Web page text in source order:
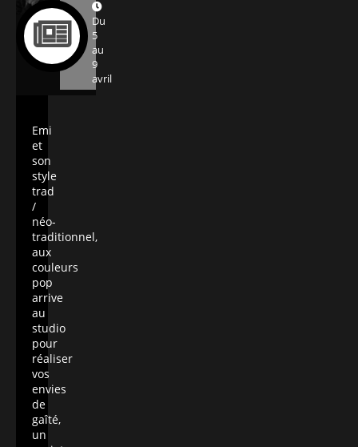
Du
5
au
9
avril
Emi
et
son
style
trad
/
néo-
traditionnel,
aux
couleurs
pop
arrive
au
studio
pour
réaliser
vos
envies
de
gaîté,
un